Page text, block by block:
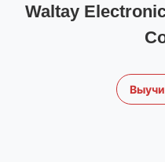
Waltay